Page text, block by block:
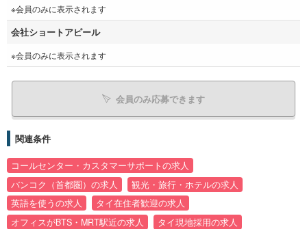
※会員のみに表示されます
会社ショートアピール
※会員のみに表示されます
会員のみ応募できます
関連条件
コールセンター・カスタマーサポートの求人
バンコク（首都圏）の求人
観光・旅行・ホテルの求人
英語を使うの求人
タイ在住者歓迎の求人
オフィスがBTS・MRT駅近の求人
タイ現地採用の求人